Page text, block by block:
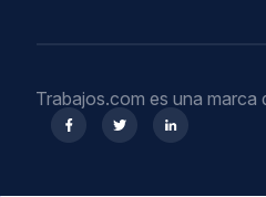
Trabajos.com es una marca